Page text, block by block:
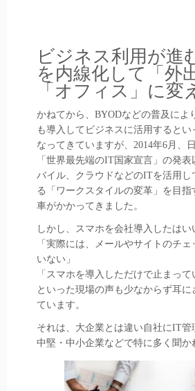
ビジネス利用が進
を内線化して「外
「オフィス」に変
かねてから、BYODなどの普及によ
も導入してビジネスに活用するとい
なってきていますが、2014年6月、
「世界最先端のIT国家宣言」の発
バイル、クラウドなどのITを活用し
る「ワークスタイルの変革」を目指
車がかかってきました。
しかし、スマホを会社導入したはい
「実際には、メールやサイトのチ
いない」
「スマホを導入しただけで止まって
といった現場の声も少なからず耳に
ています。
それは、大企業とは違い自社にIT管
中堅・中小企業などで特に多く聞か